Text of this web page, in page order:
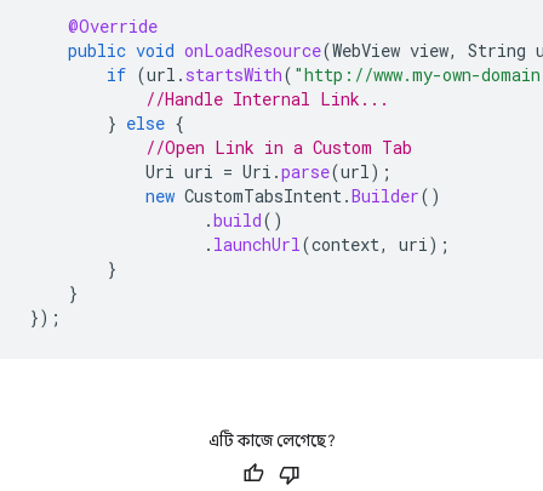
@Override
public void onLoadResource(WebView view, String
if (url . startsWith( "http://www.my-own-
//Handle Internal Link...
} else {
//Open Link in a Custom Tab
Uri uri = Uri .parse(url);
new CustomTabsIntent.Builder()
.build()
. launchUrl(context, uri);
}
}
});
এটি কাজে লেগেছে?